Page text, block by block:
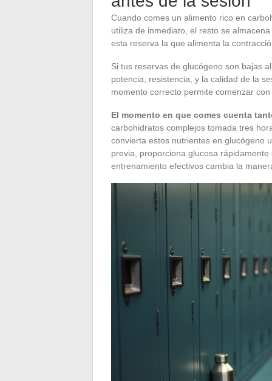
Cuando comes un alimento rico en
utiliza de inmediato, el resto se
esta reserva la que alimenta la
Si tus reservas de glucógeno son bajas
potencia, resistencia, y la calidad de la
momento correcto permite comenzar
El momento en que comes cuenta
carbohidratos complejos tomada tres
convierta estos nutrientes en glucógeno
previa, proporciona glucosa
entrenamiento efectivos cambia la